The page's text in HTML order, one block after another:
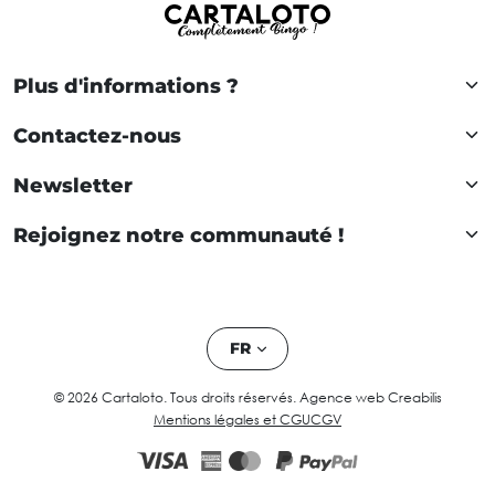
Plus d'informations ?
Contactez-nous
Newsletter
Rejoignez notre communauté !
FR
© 2026 Cartaloto. Tous droits réservés. Agence web Creabilis
Mentions légales et CGUCGV